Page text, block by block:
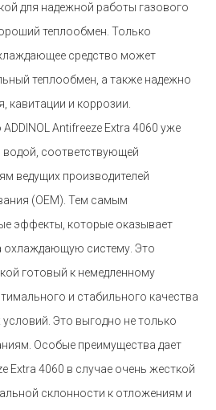
для надежной работы газового
теплообмен. Только
средство может
теплообмен, а также надежно
кавитации и коррозии.
Antifreeze Extra 4060 уже
водой, соответствующей
ведущих производителей
(ОЕМ). Тем самым
эффекты, которые оказывает
охлаждающую систему. Это
готовый к немедленному
и стабильного качества
Это выгодно не только
Особые преимущества дает
Extra 4060 в случае очень жесткой
склонности к отложениям и